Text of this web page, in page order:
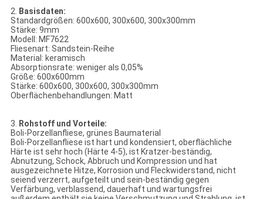
2. Basisdaten:
Standardgrößen: 600x600, 300x600, 300x300mm
Stärke: 9mm
Modell: MF7622
Fliesenart: Sandstein-Reihe
Material: keramisch
Absorptionsrate: weniger als 0,05%
Größe: 600x600mm
Stärke: 600x600, 300x600, 300x300mm
Oberflächenbehandlungen: Matt
3. Rohstoff und Vorteile:
Boli-Porzellanfliese, grünes Baumaterial
Boli-Porzellanfliese ist hart und kondensiert, oberflächliche
Härte ist sehr hoch (Härte 4-5), ist Kratzer-beständig,
Abnutzung, Schock, Abbruch und Kompression und hat
ausgezeichnete Hitze, Korrosion und Fleckwiderstand, nicht
seiend verzerrt, aufgeteilt und sein-beständig gegen
Verfärbung, verblassend, dauerhaft und wartungsfrei